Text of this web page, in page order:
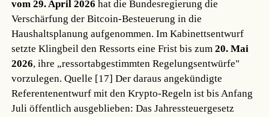
vom 29. April 2026 hat die Bundesregierung die
Verschärfung der Bitcoin-Besteuerung in die
Haushaltsplanung aufgenommen. Im Kabinettsentwurf
setzte Klingbeil den Ressorts eine Frist bis zum20. Mai
2026, ihre „ressortabgestimmten Regelungsentwürfe"
vorzulegen.Quelle [17] Der daraus angekündigte
Referentenentwurf mit den Krypto-Regeln ist bis Anfang
Juli öffentlich ausgeblieben: Das Jahressteuergesetz